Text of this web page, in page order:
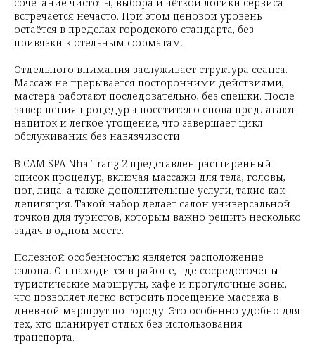
встречается нечасто. При этом ценовой уровень
остаётся в пределах городского стандарта, без
привязки к отельным форматам.
Отдельного внимания заслуживает структура сеанса.
Массаж не прерывается посторонними действиями,
мастера работают последовательно, без спешки. После
завершения процедуры посетителю снова предлагают
напиток и лёгкое угощение, что завершает цикл
обслуживания без навязчивости.
В CAM SPA Nha Trang 2 представлен расширенный
список процедур, включая массажи для тела, головы,
ног, лица, а также дополнительные услуги, такие как
депиляция. Такой набор делает салон универсальной
точкой для туристов, которым важно решить несколько
задач в одном месте.
Полезной особенностью является расположение
салона. Он находится в районе, где сосредоточены
туристические маршруты, кафе и прогулочные зоны,
что позволяет легко встроить посещение массажа в
дневной маршрут по городу. Это особенно удобно для
тех, кто планирует отдых без использования
транспорта.